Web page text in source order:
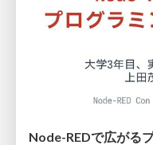
Node-REDで広がる